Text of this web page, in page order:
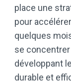
place une
pour
quelques
se
développant
durable et